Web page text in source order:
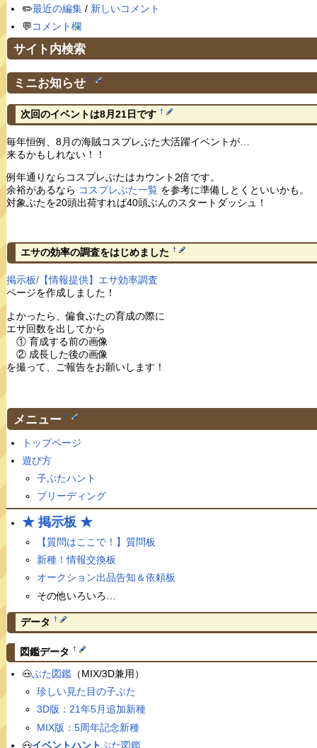
✏️最近の編集/ 新しいコメント
💬コメント欄
サイト内検索
ミニお知らせ †
次回のイベントは8月21日です †
毎年恒例、8月の海賊コスプレぶた大活躍イベントが…
来るかもしれない！！
例年通りならコスプレぶたはカウント2倍です。
余裕があるなら コスプレぶた一覧を参考に準備しとくといいかも。
対象ぶたを20頭出荷すれば40頭ぶんのスタートダッシュ！
エサの効率の調査をはじめました †
掲示板/【情報提供】エサ効率調査
ページを作成しました！
よかったら、偏食ぶたの育成の際に
エサ回数を出してから
① 育成する前の画像
② 成長した後の画像
を撮って、ご報告をお願いします！
メニュー †
トップページ
遊び方
子ぶたハント
ブリーディング
★ 掲示板 ★
【質問はここで！】質問板
新種！情報交換板
オークション出品告知＆依頼板
その他いろいろ…
データ †
図鑑データ †
🐽ぶた図鑑（MIX/3D兼用）
珍しい見た目の子ぶた
3D版：21年5月追加新種
MIX版：5周年記念新種
🐽イベントハントぶた図鑑